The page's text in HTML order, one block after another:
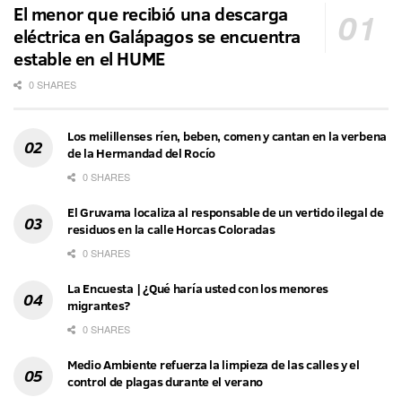
El menor que recibió una descarga
eléctrica en Galápagos se encuentra
estable en el HUME
0 SHARES
Los melillenses ríen, beben, comen y cantan en la verbena
de la Hermandad del Rocío
0 SHARES
El Gruvama localiza al responsable de un vertido ilegal de
residuos en la calle Horcas Coloradas
0 SHARES
La Encuesta | ¿Qué haría usted con los menores
migrantes?
0 SHARES
Medio Ambiente refuerza la limpieza de las calles y el
control de plagas durante el verano